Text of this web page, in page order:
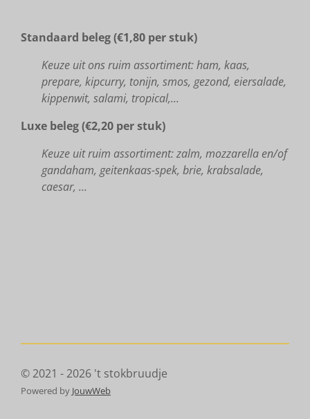
Standaard beleg (€1,80 per stuk)
Keuze uit ons ruim assortiment: ham, kaas,
prepare, kipcurry, tonijn, smos, gezond, eiersalade,
kippenwit, salami, tropical,...
Luxe beleg (€2,20 per stuk)
Keuze uit ruim assortiment: zalm, mozzarella en/of
gandaham, geitenkaas-spek, brie, krabsalade,
caesar, ...
© 2021 - 2026 't stokbruudje
Powered by JouwWeb